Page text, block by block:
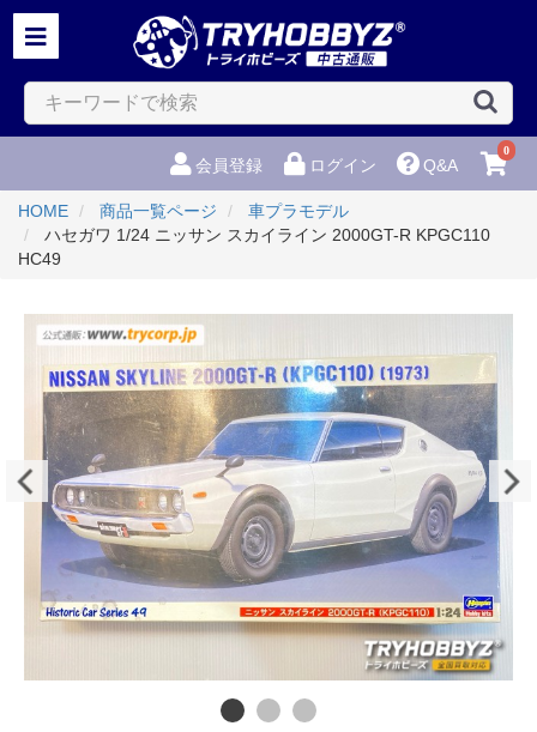
会員登録 ログイン Q&A
0
HOME 商品一覧ページ
車プラモデル
ハセガワ 1/24 ニッサン スカイライン 2000GT-R KPGC110
HC49